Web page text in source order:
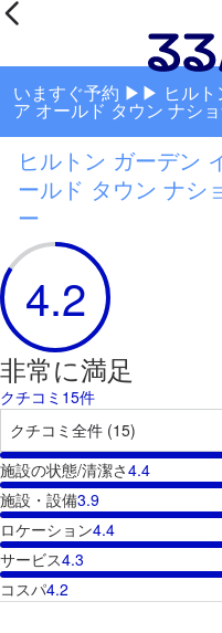
いますぐ予約 ▶▶ ヒルト
ア オールド タウン ナシ
ヒルトン ガーデン
ールド タウン ナシ
ー
4.2
非常に満足
クチコミ15件
施設の状態/清潔さ4.4
施設・設備3.9
ロケーション4.4
サービス4.3
コスパ4.2